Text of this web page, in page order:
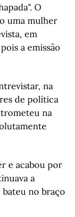
O
uma mulher
em
a emissão
na
de política
na
e acabou por
a
no braço